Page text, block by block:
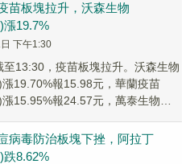
苗板塊拉升，沃森生物
漲19.7%
下午1:30
至13:30，疫苗板塊拉升。沃森生物
19.70%報15.98元，華蘭疫苗
15.95%報24.57元，萬泰生物
病毒防治板塊下挫，阿拉丁
跌8.62%